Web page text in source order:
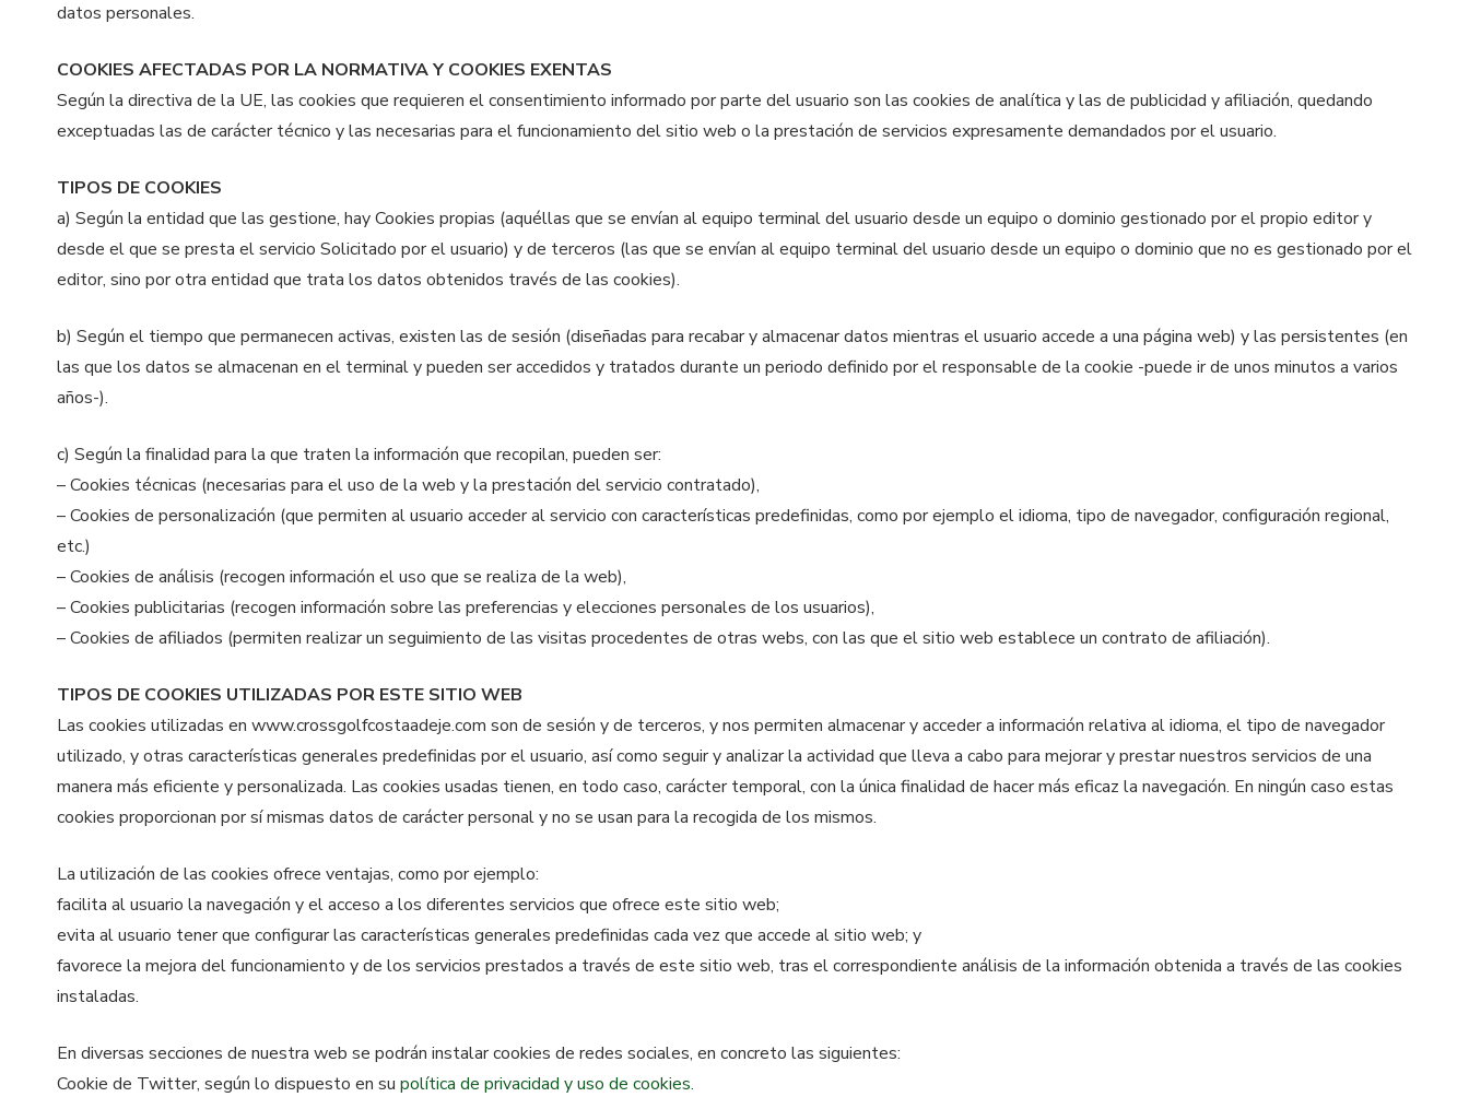
datos personales.
COOKIES AFECTADAS POR LA NORMATIVA Y COOKIES EXENTAS
Según la directiva de la UE, las cookies que requieren el consentimiento informado por parte del usuario son las cookies de analítica y las de publicidad y afiliación, quedando
exceptuadas las de carácter técnico y las necesarias para el funcionamiento del sitio web o la prestación de servicios expresamente demandados por el usuario.
TIPOS DE COOKIES
a) Según la entidad que las gestione, hay Cookies propias (aquéllas que se envían al equipo terminal del usuario desde un equipo o dominio gestionado por el propio editor y
desde el que se presta el servicio Solicitado por el usuario) y de terceros (las que se envían al equipo terminal del usuario desde un equipo o dominio que no es gestionado por el
editor, sino por otra entidad que trata los datos obtenidos través de las cookies).
b) Según el tiempo que permanecen activas, existen las de sesión (diseñadas para recabar y almacenar datos mientras el usuario accede a una página web) y las persistentes (en
las que los datos se almacenan en el terminal y pueden ser accedidos y tratados durante un periodo definido por el responsable de la cookie -puede ir de unos minutos a varios
años-).
c) Según la finalidad para la que traten la información que recopilan, pueden ser:
– Cookies técnicas (necesarias para el uso de la web y la prestación del servicio contratado),
– Cookies de personalización (que permiten al usuario acceder al servicio con características predefinidas, como por ejemplo el idioma, tipo de navegador, configuración regional,
etc.)
– Cookies de análisis (recogen información el uso que se realiza de la web),
– Cookies publicitarias (recogen información sobre las preferencias y elecciones personales de los usuarios),
– Cookies de afiliados (permiten realizar un seguimiento de las visitas procedentes de otras webs, con las que el sitio web establece un contrato de afiliación).
TIPOS DE COOKIES UTILIZADAS POR ESTE SITIO WEB
Las cookies utilizadas en www.crossgolfcostaadeje.com son de sesión y de terceros, y nos permiten almacenar y acceder a información relativa al idioma, el tipo de navegador
utilizado, y otras características generales predefinidas por el usuario, así como seguir y analizar la actividad que lleva a cabo para mejorar y prestar nuestros servicios de una
manera más eficiente y personalizada. Las cookies usadas tienen, en todo caso, carácter temporal, con la única finalidad de hacer más eficaz la navegación. En ningún caso estas
cookies proporcionan por sí mismas datos de carácter personal y no se usan para la recogida de los mismos.
La utilización de las cookies ofrece ventajas, como por ejemplo:
facilita al usuario la navegación y el acceso a los diferentes servicios que ofrece este sitio web;
evita al usuario tener que configurar las características generales predefinidas cada vez que accede al sitio web; y
favorece la mejora del funcionamiento y de los servicios prestados a través de este sitio web, tras el correspondiente análisis de la información obtenida a través de las cookies
instaladas.
En diversas secciones de nuestra web se podrán instalar cookies de redes sociales, en concreto las siguientes:
Cookie de Twitter, según lo dispuesto en su política de privacidad y uso de cookies.